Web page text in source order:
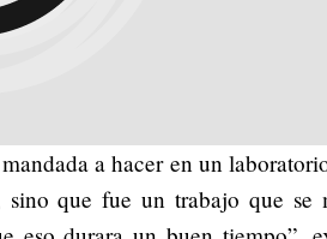
a hacer en un
que fue un trabajo que se